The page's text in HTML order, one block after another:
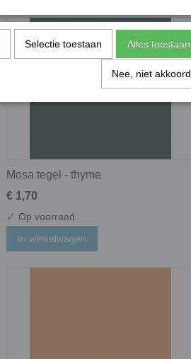
Mosa tegel - thyme
€ 1,70
✓ Op voorraad
In winkelwagen
Selectie toestaan Alles toestaan
Nee, niet akkoord